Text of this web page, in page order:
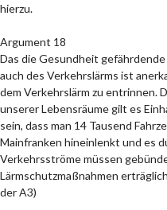
hierzu.
Argument 18
Das die Gesundheit
auch des Verkehrslärms ist
dem Verkehrslärm zu entrinnen.
unserer Lebensräume gilt es
sein, dass man 14 Tausend
Mainfranken hineinlenkt und es
Verkehrsströme müssen
Lärmschutzmaßnahmen
der A3)